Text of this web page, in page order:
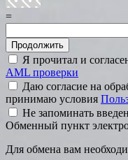
=
Я прочитал и
AML проверки
Даю согласие на
принимаю условия
Не запоминать
Обменный пункт
Для обмена вам